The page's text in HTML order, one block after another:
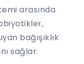
arasında
bağışıklık
sağlar.